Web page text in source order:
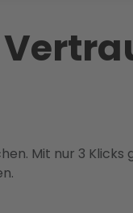
Mit nur 3 Klicks